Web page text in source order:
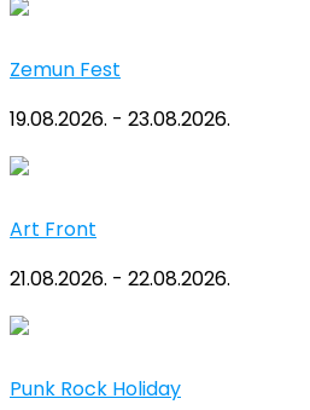
Zemun Fest
19.08.2026. - 23.08.2026.
Art Front
21.08.2026. - 22.08.2026.
Punk Rock Holiday